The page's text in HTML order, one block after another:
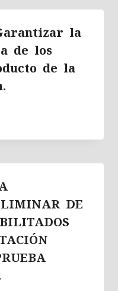
la
de los
de la
DE